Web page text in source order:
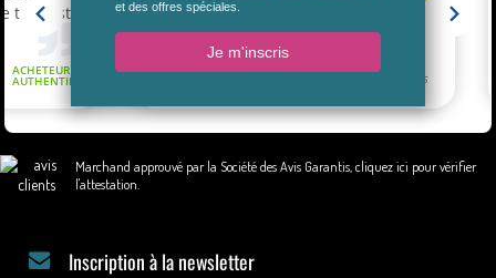
Marchand approuvé par la Société des Avis Garantis, cliquez ici pour vérifier
l'attestation
Inscription à la newsletter